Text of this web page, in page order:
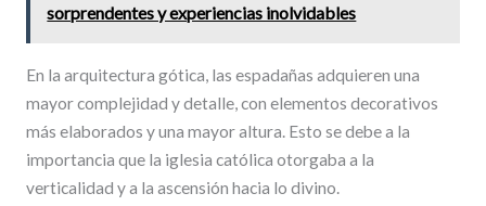
sorprendentes y experiencias inolvidables
En la arquitectura gótica, las espadañas adquieren una
mayor complejidad y detalle, con elementos decorativos
más elaborados y una mayor altura. Esto se debe a la
importancia que la iglesia católica otorgaba a la
verticalidad y a la ascensión hacia lo divino.